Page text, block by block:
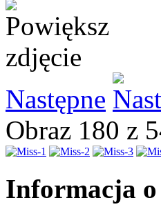
Następne
Obraz 180 z
Informacja